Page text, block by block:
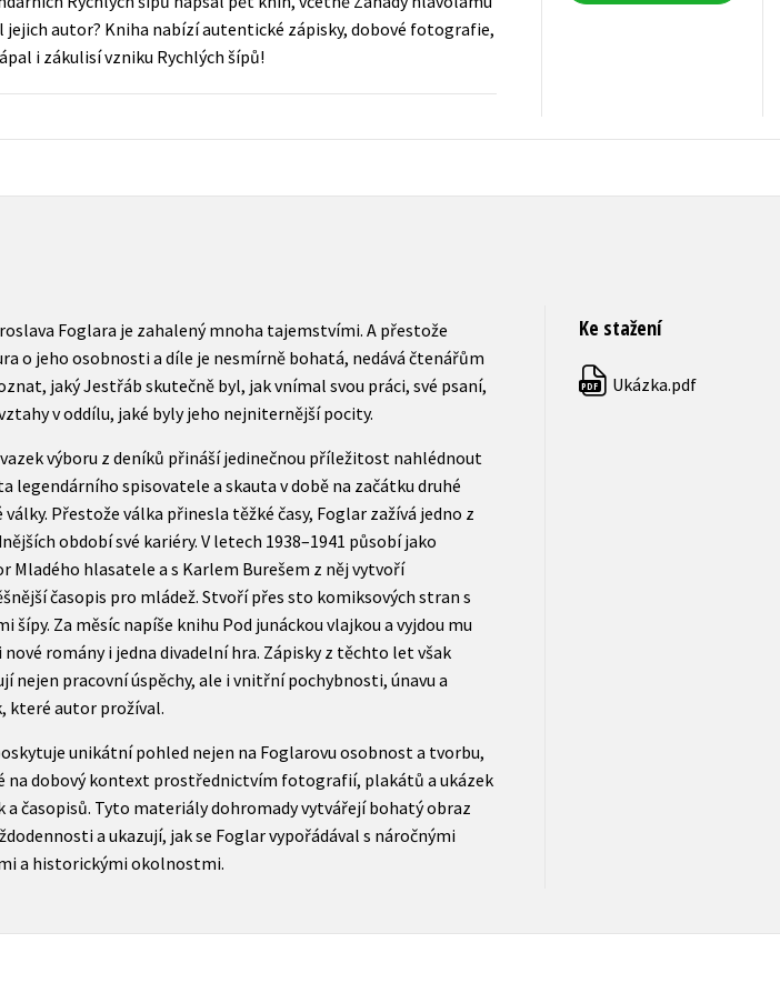
Zdraví a životní styl
autor? Kniha nabízí autentické zápisky, dobové fotografie,
i zákulisí vzniku Rychlých šípů!
Foglara je zahalený mnoha tajemstvími. A přestože
o jeho osobnosti a díle je nesmírně bohatá, nedává čtenářům
jaký Jestřáb skutečně byl, jak vnímal svou práci, své psaní,
v oddílu, jaké byly jeho nejniternější pocity.
výboru z deníků přináší jedinečnou příležitost nahlédnout
legendárního spisovatele a skauta v době na začátku druhé
války. Přestože válka přinesla těžké časy, Foglar zažívá jedno z
období své kariéry. V letech 1938–1941 působí jako
Mladého hlasatele a s Karlem Burešem z něj vytvoří
časopis pro mládež. Stvoří přes sto komiksových stran s
šípy. Za měsíc napíše knihu Pod junáckou vlajkou a vyjdou mu
romány i jedna divadelní hra. Zápisky z těchto let však
nejen pracovní úspěchy, ale i vnitřní pochybnosti, únavu a
které autor prožíval.
unikátní pohled nejen na Foglarovu osobnost a tvorbu,
na dobový kontext prostřednictvím fotografií, plakátů a ukázek
a časopisů. Tyto materiály dohromady vytvářejí bohatý obraz
a ukazují, jak se Foglar vypořádával s náročnými
a historickými okolnostmi.
Ke stažení
PDF Ukázka.pdf